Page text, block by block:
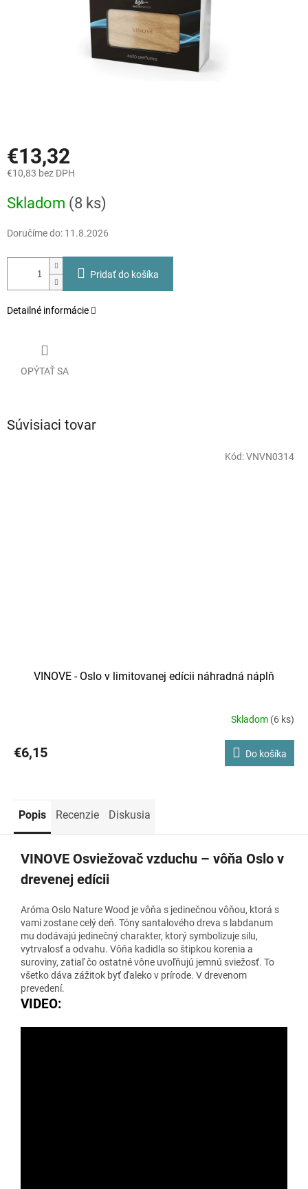
€13,32
€10,83 bez DPH
cena:
Skladom (8 ks)
Doručíme do: 11.8.2026
Pridať do košíka
Detailné informácie
OPÝTAŤ SA
Súvisiaci tovar
VINOVE - Oslo v limitovanej edícii náhradná náplň
Skladom (6 ks)
€6,15 Do košíka
Kód:VNVN0314
Popis Recenzie Diskusia
VINOVE Osviežovač vzduchu – vôňa Oslo v
drevenej edícii
Aróma Oslo Nature Wood je vôňa s jedinečnou vôňou, ktorá s
vami zostane celý deň. Tóny santalového dreva s labdanum
mu dodávajú jedinečný charakter, ktorý symbolizuje silu,
vytrvalosť a odvahu. Vôňa kadidla so štipkou korenia a
suroviny, zatiaľ čo ostatné vône uvoľňujú jemnú sviežosť. To
všetko dáva zážitok byť ďaleko v prírode. V drevenom
prevedení.
VIDEO: